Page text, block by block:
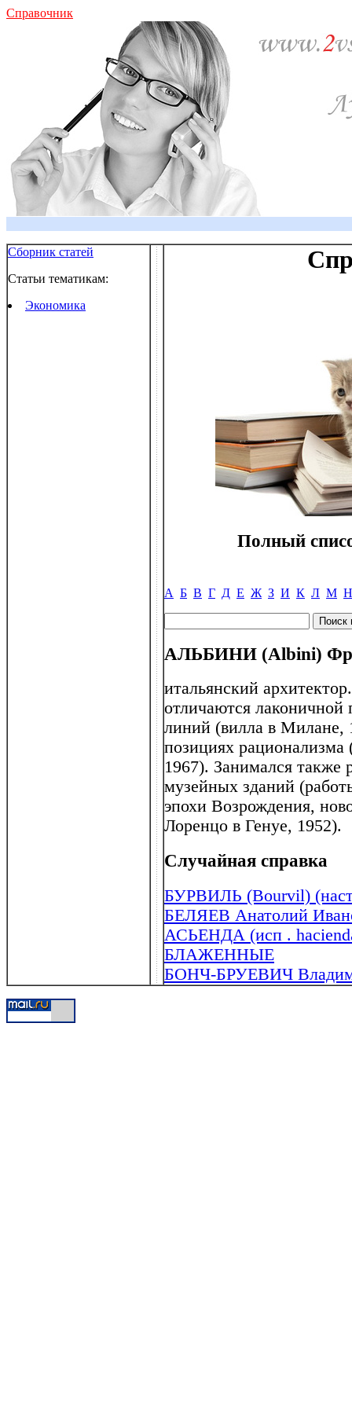
Справочник
Сборник статей
Статьи тематикам:
Экономика
Полный
А Б В Г Д Е Ж З И К Л М Н
АЛЬБИНИ (Albini)
итальянский
отличаются лаконичной
линий (вилла в Милане,
позициях рационализма
1967). Занимался также
музейных зданий
эпохи Возрождения,
Лоренцо в Генуе, 1952).
Случайная справка
БУРВИЛЬ (Bourvil)
БЕЛЯЕВ Анатолий
АСЬЕНДА (исп .
БЛАЖЕННЫЕ
БОНЧ-БРУЕВИЧ